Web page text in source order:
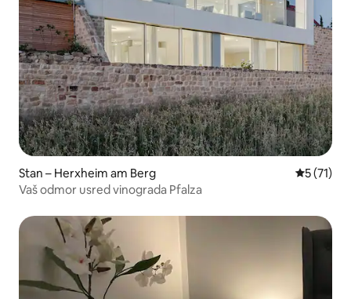
Stan – Herxheim am Berg Prosječna
5 (71)
Vaš odmor usred vinograda Pfalza